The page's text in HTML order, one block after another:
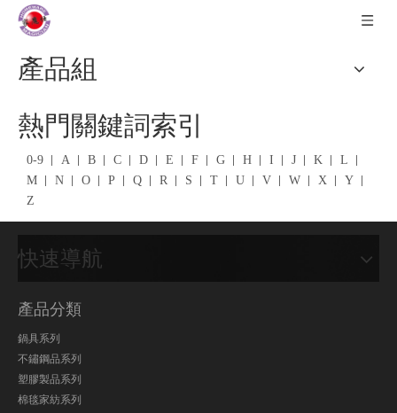
產品組
熱門關鍵詞索引
0-9 A B C D E F G H I J K
L
M
N O P Q R S T U V W X
Y
Z
快速導航
產品分類
鍋具系列
不鏽鋼品系列
塑膠製品系列
棉毯家紡系列